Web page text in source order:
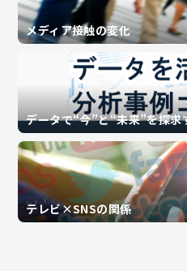
メディア接触の変化
データで“今”と“未来”を探求
テレビ×SNSの関係